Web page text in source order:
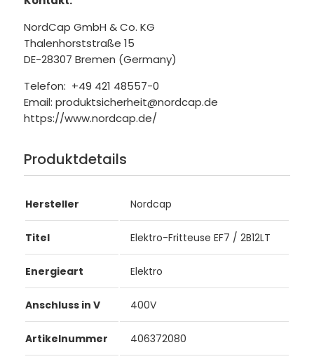
NordCap GmbH & Co. KG
Thalenhorststraße 15
DE-28307 Bremen (Germany)
Telefon: +49 421 48557-0
Email: produktsicherheit@nordcap.de
https://www.nordcap.de/
Produktdetails
Hersteller Nordcap
Titel Elektro-Fritteuse EF7 / 2B12LT
Energieart Elektro
Anschluss in V 400V
Artikelnummer 406372080